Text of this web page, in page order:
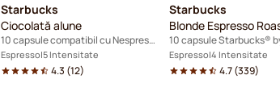
Starbucks
Ciocolată alune
10 capsule compatibil cu Nespresso®
Espresso 5 Intensitate
4.3 (12)
Starbucks
Blonde Espresso
Espresso 4 Intensitate
4.7(339)